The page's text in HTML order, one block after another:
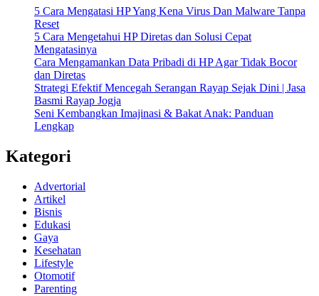
5 Cara Mengatasi HP Yang Kena Virus Dan Malware Tanpa
Reset
5 Cara Mengetahui HP Diretas dan Solusi Cepat
Mengatasinya
Cara Mengamankan Data Pribadi di HP Agar Tidak Bocor
dan Diretas
Strategi Efektif Mencegah Serangan Rayap Sejak Dini | Jasa
Basmi Rayap Jogja
Seni Kembangkan Imajinasi & Bakat Anak: Panduan
Lengkap
Kategori
Advertorial
Artikel
Bisnis
Edukasi
Gaya
Kesehatan
Lifestyle
Otomotif
Parenting